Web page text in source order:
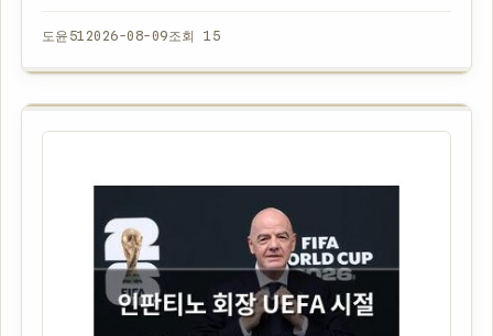
것인지, 아니면 잠시 문제가…
도윤51 2026-08-09조회 15